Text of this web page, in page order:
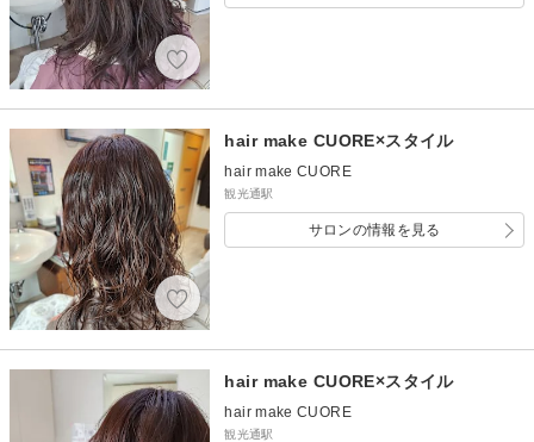
hair make CUORE×スタイル
hair make CUORE
観光通駅
サロンの情報を見る
hair make CUORE×スタイル
hair make CUORE
観光通駅